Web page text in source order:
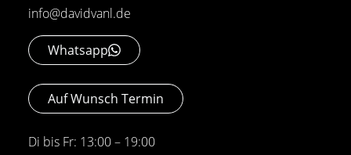
info@davidvanl.de
Whatsapp
Auf Wunsch Termin
Di bis Fr: 13:00 – 19:00